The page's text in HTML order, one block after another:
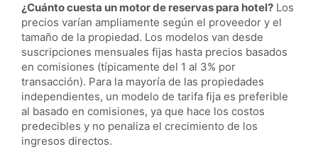
¿Cuánto cuesta un motor de reservas para hotel? Los
precios varían ampliamente según el proveedor y el
tamaño de la propiedad. Los modelos van desde
suscripciones mensuales fijas hasta precios basados
en comisiones (típicamente del 1 al 3% por
transacción). Para la mayoría de las propiedades
independientes, un modelo de tarifa fija es preferible
al basado en comisiones, ya que hace los costos
predecibles y no penaliza el crecimiento de los
ingresos directos.